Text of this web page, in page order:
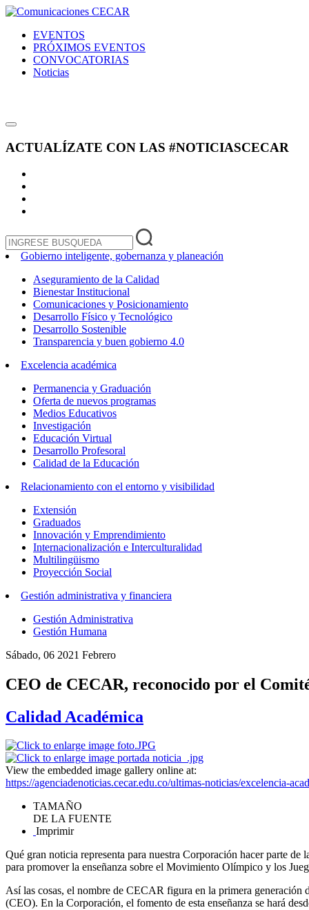
EVENTOS
PRÓXIMOS EVENTOS
CONVOCATORIAS
Noticias
ACTUALÍZATE CON LAS #NOTICIASCECAR
Gobierno inteligente, gobernanza y planeación
Aseguramiento de la Calidad
Bienestar Institucional
Comunicaciones y Posicionamiento
Desarrollo Físico y Tecnológico
Desarrollo Sostenible
Transparencia y buen gobierno 4.0
Excelencia académica
Permanencia y Graduación
Oferta de nuevos programas
Medios Educativos
Investigación
Educación Virtual
Desarrollo Profesoral
Calidad de la Educación
Relacionamiento con el entorno y visibilidad
Extensión
Graduados
Innovación y Emprendimiento
Internacionalización e Interculturalidad
Multilingüismo
Proyección Social
Gestión administrativa y financiera
Gestión Administrativa
Gestión Humana
Sábado, 06 2021 Febrero
CEO de CECAR, reconocido por el
Calidad Académica
View the embedded image gallery online at:
https://agenciadenoticias.cecar.edu.co/ultimas-noticias/excelencia-
TAMAÑO
DE LA FUENTE
Imprimir
Qué gran noticia representa para nuestra Corporación hacer parte
para promover la enseñanza sobre el Movimiento Olímpico y los
Así las cosas, el nombre de CECAR figura en la primera
(CEO). En la Corporación, el fomento de esta enseñanza se hará